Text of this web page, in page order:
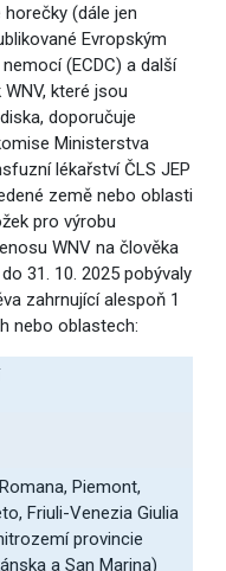
(dále jen
Evropským
(ECDC) a další
které jsou
doporučuje
Ministerstva
lékařství ČLS JEP
země nebo oblasti
pro výrobu
WNV na člověka
31. 10. 2025 pobývaly
zahrnující alespoň 1
nebo oblastech:
Piemont,
Friuli-Venezia Giulia
provincie
a San Marina)